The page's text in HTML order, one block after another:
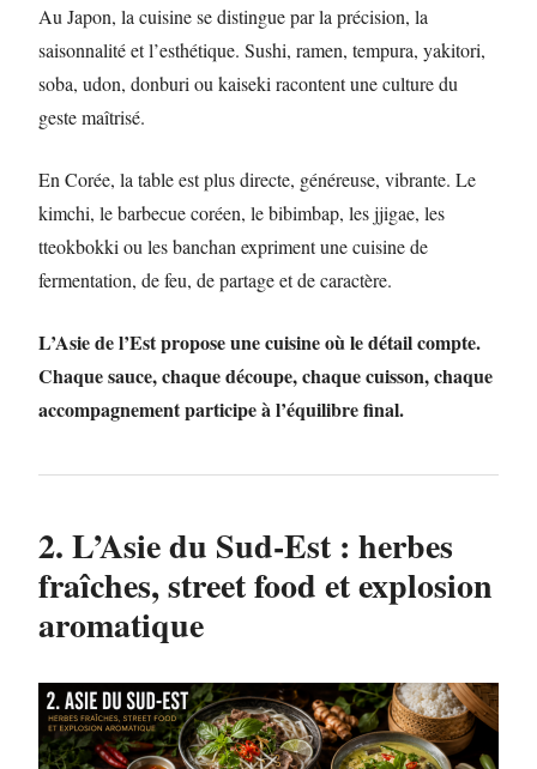
Au Japon, la cuisine se distingue par la précision, la
saisonnalité et l’esthétique. Sushi, ramen, tempura, yakitori,
soba, udon, donburi ou kaiseki racontent une culture du
geste maîtrisé.
En Corée, la table est plus directe, généreuse, vibrante. Le
kimchi, le barbecue coréen, le bibimbap, les jjigae, les
tteokbokki ou les banchan expriment une cuisine de
fermentation, de feu, de partage et de caractère.
L’Asie de l’Est propose une cuisine où le détail compte.
Chaque sauce, chaque découpe, chaque cuisson, chaque
accompagnement participe à l’équilibre final.
2. L’Asie du Sud-Est : herbes
fraîches, street food et explosion
aromatique